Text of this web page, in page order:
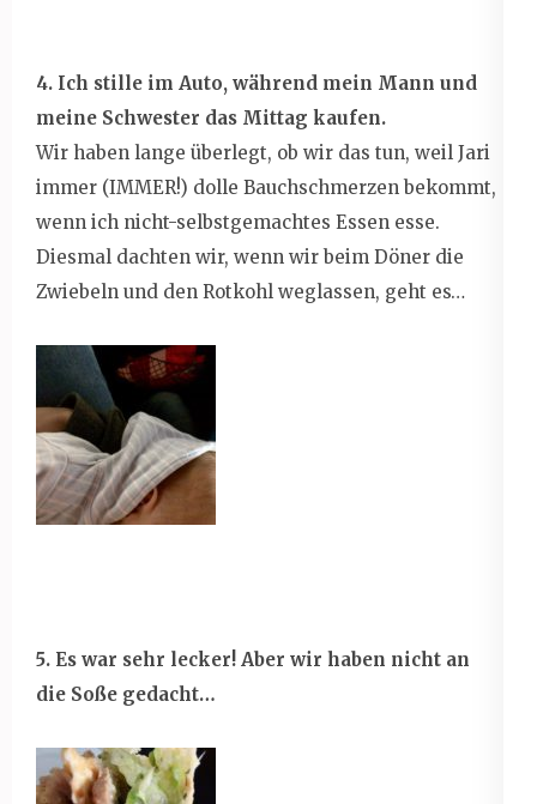
4. Ich stille im Auto, während mein Mann und
meine Schwester das Mittag kaufen.
Wir haben lange überlegt, ob wir das tun, weil Jari
immer (IMMER!) dolle Bauchschmerzen bekommt,
wenn ich nicht-selbstgemachtes Essen esse.
Diesmal dachten wir, wenn wir beim Döner die
Zwiebeln und den Rotkohl weglassen, geht es…
5. Es war sehr lecker! Aber wir haben nicht an
die Soße gedacht…